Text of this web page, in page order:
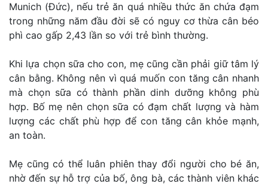
Munich (Đức), nếu trẻ ăn quá nhiều thức ăn chứa đạm
trong những năm đầu đời sẽ có nguy cơ thừa cân béo
phì cao gấp 2,43 lần so với trẻ bình thường.
Khi lựa chọn sữa cho con, mẹ cũng cần phải giữ tâm lý
cân bằng. Không nên vì quá muốn con tăng cân nhanh
mà chọn sữa có thành phần dinh dưỡng không phù
hợp. Bố mẹ nên chọn sữa có đạm chất lượng và hàm
lượng các chất phù hợp để con tăng cân khỏe mạnh,
an toàn.
Mẹ cũng có thể luân phiên thay đổi người cho bé ăn,
nhờ đến sự hỗ trợ của bố, ông bà, các thành viên khác